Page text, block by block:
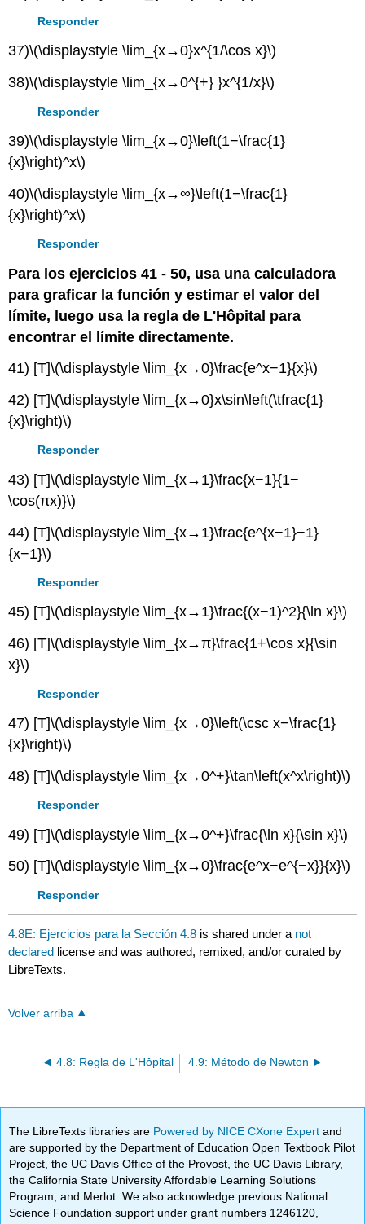
Responder
37)\(\displaystyle \lim_{x→0}x^{1/\cos x}\)
38)\(\displaystyle \lim_{x→0^{+} }x^{1/x}\)
Responder
39)\(\displaystyle \lim_{x→0}\left(1−\frac{1}
{x}\right)^x\)
40)\(\displaystyle \lim_{x→∞}\left(1−\frac{1}
{x}\right)^x\)
Responder
Para los ejercicios 41 - 50, usa una calculadora
para graficar la función y estimar el valor del
límite, luego usa la regla de L'Hôpital para
encontrar el límite directamente.
41) [T]\(\displaystyle \lim_{x→0}\frac{e^x−1}{x}\)
42) [T]\(\displaystyle \lim_{x→0}x\sin\left(\tfrac{1}
{x}\right)\)
Responder
43) [T]\(\displaystyle \lim_{x→1}\frac{x−1}{1−
\cos(πx)}\)
44) [T]\(\displaystyle \lim_{x→1}\frac{e^{x−1}−1}
{x−1}\)
Responder
45) [T]\(\displaystyle \lim_{x→1}\frac{(x−1)^2}{\ln x}\)
46) [T]\(\displaystyle \lim_{x→π}\frac{1+\cos x}{\sin
x}\)
Responder
47) [T]\(\displaystyle \lim_{x→0}\left(\csc x−\frac{1}
{x}\right)\)
48) [T]\(\displaystyle \lim_{x→0^+}\tan\left(x^x\right)\)
Responder
49) [T]\(\displaystyle \lim_{x→0^+}\frac{\ln x}{\sin x}\)
50) [T]\(\displaystyle \lim_{x→0}\frac{e^x−e^{−x}}{x}\)
Responder
4.8E: Ejercicios para la Sección 4.8 is shared under a not
declared license and was authored, remixed, and/or curated by
LibreTexts.
Volver arriba
4.8: Regla de L'Hôpital 4.9: Método de Newton
The LibreTexts libraries are Powered by NICE CXone Expertand
are supported by the Department of Education Open Textbook Pilot
Project, the UC Davis Office of the Provost, the UC Davis Library,
the California State University Affordable Learning Solutions
Program, and Merlot. We also acknowledge previous National
Science Foundation support under grant numbers 1246120,